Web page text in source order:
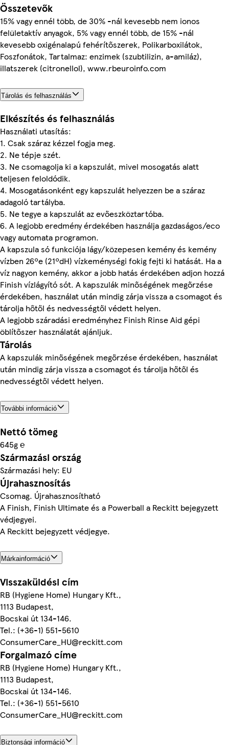
Összetevők
15% vagy ennél több, de 30% -nál kevesebb nem ionos
felületaktív anyagok, 5% vagy ennél több, de 15% -nál
kevesebb oxigénalapú fehérítőszerek, Polikarboxilátok,
Foszfonátok, Tartalmaz: enzimek (szubtilizin, a-amiláz),
illatszerek (citronellol), www.rbeuroinfo.com
Tárolás és felhasználás
Elkészítés és felhasználás
Használati utasítás:
1. Csak száraz kézzel fogja meg.
2. Ne tépje szét.
3. Ne csomagolja ki a kapszulát, mivel mosogatás alatt
teljesen feloldódik.
4. Mosogatásonként egy kapszulát helyezzen be a száraz
adagoló tartályba.
5. Ne tegye a kapszulát az evőeszköztartóba.
6. A legjobb eredmény érdekében használja gazdaságos/eco
vagy automata programon.
A kapszula só funkciója lágy/közepesen kemény és kemény
vízben 26ºe (21ºdH) vízkeménységi fokig fejti ki hatását. Ha a
víz nagyon kemény, akkor a jobb hatás érdekében adjon hozzá
Finish vízlágyító sót. A kapszulák minőségének megőrzése
érdekében, használat után mindig zárja vissza a csomagot és
tárolja hőtől és nedvességtől védett helyen.
A legjobb száradási eredményhez Finish Rinse Aid gépi
öblítőszer használatát ajánljuk.
Tárolás
A kapszulák minőségének megőrzése érdekében, használat
után mindig zárja vissza a csomagot és tárolja hőtől és
nedvességtől védett helyen.
További információ
Nettó tömeg
645g ℮
Származási ország
Származási hely: EU
Újrahasznosítás
Csomag. Újrahasznosítható
A Finish, Finish Ultimate és a Powerball a Reckitt bejegyzett
védjegyei.
A Reckitt bejegyzett védjegye.
Márkainformáció
Visszaküldési cím
RB (Hygiene Home) Hungary Kft.,
1113 Budapest,
Bocskai út 134-146.
Tel.: (+36-1) 551-5610
ConsumerCare_HU@reckitt.com
Forgalmazó címe
RB (Hygiene Home) Hungary Kft.,
1113 Budapest,
Bocskai út 134-146.
Tel.: (+36-1) 551-5610
ConsumerCare_HU@reckitt.com
Biztonsági információ